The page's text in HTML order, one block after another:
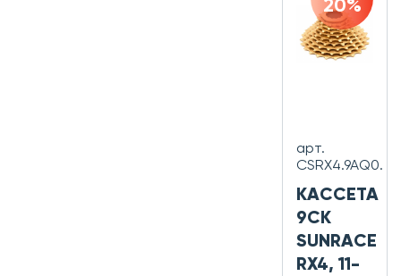
20%
арт.
CSRX4.9AQ0.
КАССЕТА
9СК
SUNRACE
RX4, 11-